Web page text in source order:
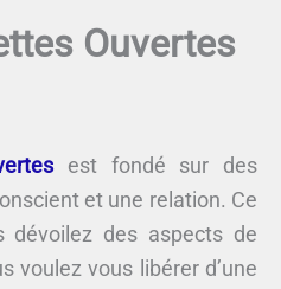
Ouvertes
est fondé sur des
et une relation. Ce
dévoilez des aspects de
voulez vous libérer d’une